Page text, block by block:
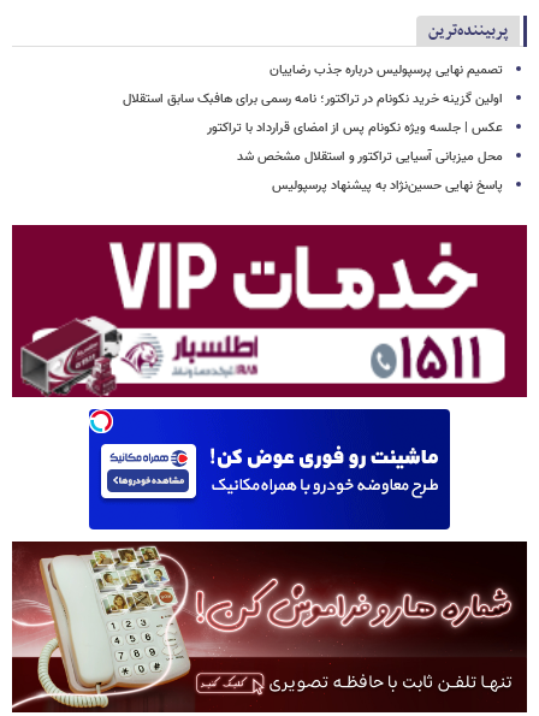
پربیننده‌ترین
تصمیم نهایی پرسپولیس درباره جذب رضاییان
اولین گزینه خرید نکونام در تراکتور؛ نامه رسمی برای هافبک سابق استقلال
عکس | جلسه ویژه نکونام پس از امضای قرارداد با تراکتور
محل میزبانی آسیایی تراکتور و استقلال مشخص شد
پاسخ نهایی حسین‌نژاد به پیشنهاد پرسپولیس